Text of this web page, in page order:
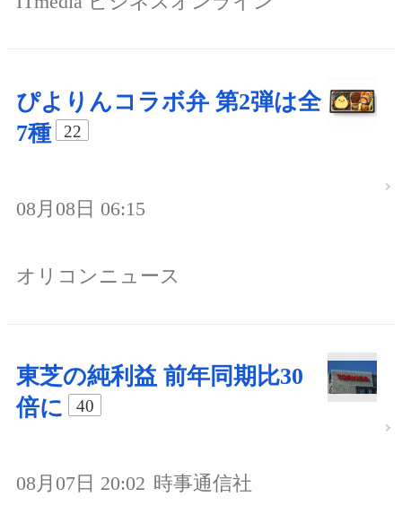
ぴよりんコラボ弁 第2弾は全
7種
22
08月08日 06:15
オリコンニュース
東芝の純利益 前年同期比30
倍に
40
08月07日 20:02 時事通信社